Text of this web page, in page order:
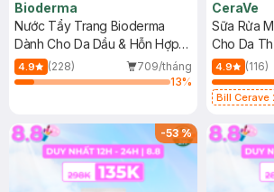
Bioderma
Nước Tẩy Trang Bioderma
Dành Cho Da Dầu & Hỗn Hợp
500ml
4.9 (228)
709/tháng
13%
CeraVe
Sữa Rửa
Cho Da
473ml
4.9 (116)
Bill Cerave
-53%